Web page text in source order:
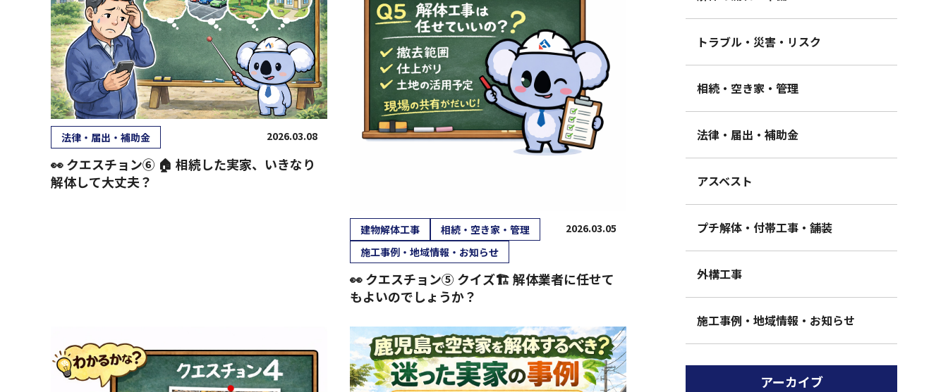
法律・届出・補助金 2026.03.08
👀 クエスチョン⑥ 🏠 相続した実家、いきなり
解体して大丈夫？
建物解体工事
相続・空き家・管理
施工事例・地域情報・お知らせ
2026.03.05
👀 クエスチョン⑤ クイズ🏗 解体業者に任せて
もよいのでしょうか？
トラブル・災害・リスク
相続・空き家・管理
法律・届出・補助金
アスベスト
プチ解体・付帯工事・舗装
外構工事
施工事例・地域情報・お知らせ
アーカイブ